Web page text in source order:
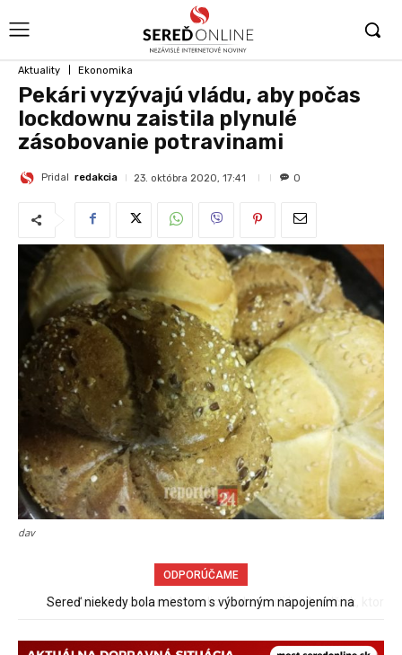
Aktuality Ekonomika
Pekári vyzývajú vládu, aby počas
lockdownu zaistila plynulé
zásobovanie potravinami
Pridal redakcia 23. októbra 2020, 17:41 0
dav
ODPORÚČAME
Pri venčení na Jesenského ulici mal usmrtiť psíka vlčiak, ktorý